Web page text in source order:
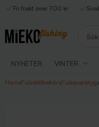
Fri frakt över 700 kr
NYHETER VINTER
Hem›Fisketillbehör›Fiskeverktyg›